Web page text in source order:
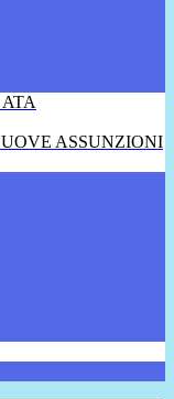
ASSUNZIONI